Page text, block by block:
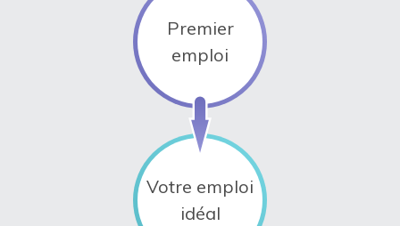
Premier
emploi
Votre emploi
idéal